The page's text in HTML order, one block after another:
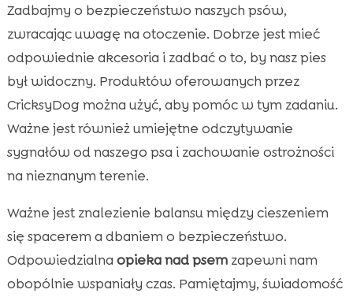
Zadbajmy o bezpieczeństwo naszych psów,
zwracając uwagę na otoczenie. Dobrze jest mieć
odpowiednie akcesoria i zadbać o to, by nasz pies
był widoczny. Produktów oferowanych przez
CricksyDog można użyć, aby pomóc w tym zadaniu.
Ważne jest również umiejętne odczytywanie
sygnałów od naszego psa i zachowanie ostrożności
na nieznanym terenie.
Ważne jest znalezienie balansu między cieszeniem
się spacerem a dbaniem o bezpieczeństwo.
Odpowiedzialna opieka nad psemzapewni nam
obopólnie wspaniały czas. Pamiętajmy, świadomość